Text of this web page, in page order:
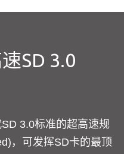
SD 3.0
3.0标准的超高速规
，可发挥SD卡的最顶